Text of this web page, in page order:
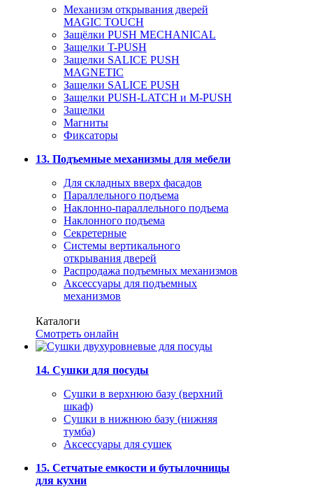
Механизм открывания дверей
MAGIC TOUCH
Защёлки PUSH MECHANICAL
Защелки T-PUSH
Защелки SALICE PUSH
MAGNETIC
Защелки SALICE PUSH
Защелки PUSH-LATCH и M-PUSH
Защелки
Магниты
Фиксаторы
13. Подъемные механизмы для мебели
Для складных вверх фасадов
Параллельного подъема
Наклонно-параллельного подъема
Наклонного подъема
Секретерные
Системы вертикального
открывания дверей
Распродажа подъемных механизмов
Аксессуары для подъемных
механизмов
Каталоги
Смотреть онлайн
14. Сушки для посуды
Сушки в верхнюю базу (верхний
шкаф)
Сушки в нижнюю базу (нижняя
тумба)
Аксессуары для сушек
15. Сетчатые емкости и бутылочницы
для кухни